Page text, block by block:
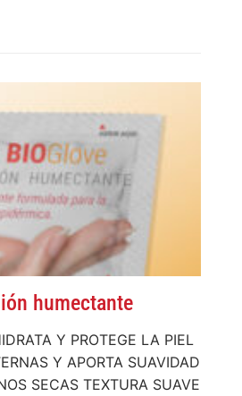
humectante
Y PROTEGE LA PIEL
Y APORTA SUAVIDAD
SECAS TEXTURA SUAVE